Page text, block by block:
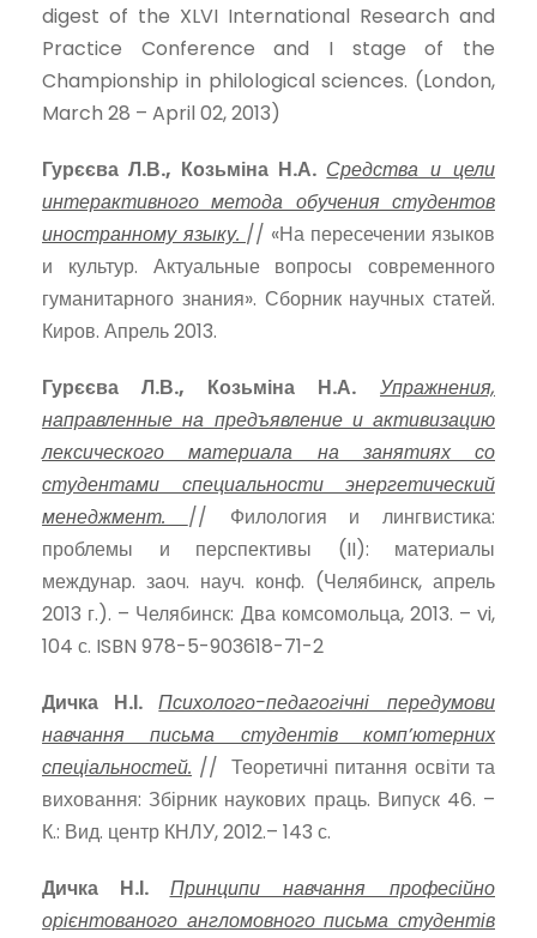
digest of the XLVI International Research and
Practice Conference and I stage of the
Championship in philological sciences. (London,
March 28 – April 02, 2013)
Гурєєва Л.В., Козьміна Н.А. Средства и цели
интерактивного метода обучения студентов
иностранному языку. // «На пересечении языков
и культур. Актуальные вопросы современного
гуманитарного знания». Сборник научных статей.
Киров. Апрель 2013.
Гурєєва Л.В., Козьміна Н.А.
Упражнения,
направленные на предъявление и активизацию
лексического материала на занятиях со
студентами специальности энергетический
менеджмент.
// Филология и лингвистика:
проблемы и перспективы (II): материалы
междунар. заоч. науч. конф. (Челябинск, апрель
2013 г.). – Челябинск: Два комсомольца, 2013. – vi,
104 с. ISBN 978-5-903618-71-2
Дичка Н.І. Психолого-педагогічні передумови
навчання письма студентів комп’ютерних
спеціальностей. // Теоретичні питання освіти та
виховання: Збірник наукових праць. Випуск 46. –
К.: Вид. центр КНЛУ, 2012.– 143 с.
Дичка Н.І. Принципи навчання професійно
орієнтованого англомовного письма студентів